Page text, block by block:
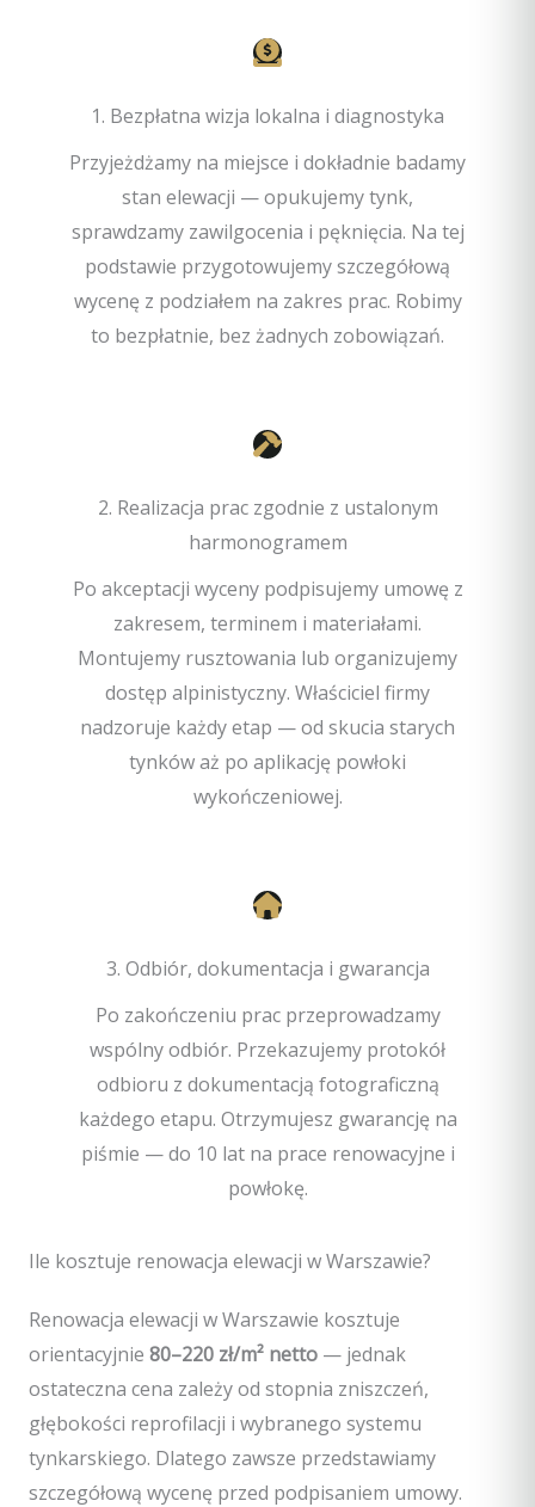
1. Bezpłatna wizja lokalna i diagnostyka
Przyjeżdżamy na miejsce i dokładnie badamy
stan elewacji — opukujemy tynk,
sprawdzamy zawilgocenia i pęknięcia. Na tej
podstawie przygotowujemy szczegółową
wycenę z podziałem na zakres prac. Robimy
to bezpłatnie, bez żadnych zobowiązań.
2. Realizacja prac zgodnie z ustalonym
harmonogramem
Po akceptacji wyceny podpisujemy umowę z
zakresem, terminem i materiałami.
Montujemy rusztowania lub organizujemy
dostęp alpinistyczny. Właściciel firmy
nadzoruje każdy etap — od skucia starych
tynków aż po aplikację powłoki
wykończeniowej.
3. Odbiór, dokumentacja i gwarancja
Po zakończeniu prac przeprowadzamy
wspólny odbiór. Przekazujemy protokół
odbioru z dokumentacją fotograficzną
każdego etapu. Otrzymujesz gwarancję na
piśmie — do 10 lat na prace renowacyjne i
powłokę.
Ile kosztuje renowacja elewacji w Warszawie?
Renowacja elewacji w Warszawie kosztuje
orientacyjnie 80–220 zł/m² netto — jednak
ostateczna cena zależy od stopnia zniszczeń,
głębokości reprofilacji i wybranego systemu
tynkarskiego. Dlatego zawsze przedstawiamy
szczegółową wycenę przed podpisaniem umowy.